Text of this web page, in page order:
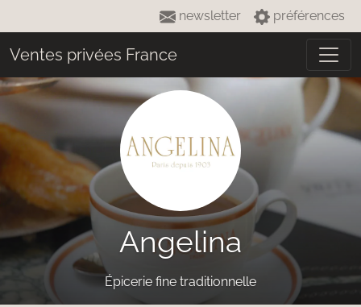
newsletter préférences
Ventes privées France
Angelina
Épicerie fine traditionnelle